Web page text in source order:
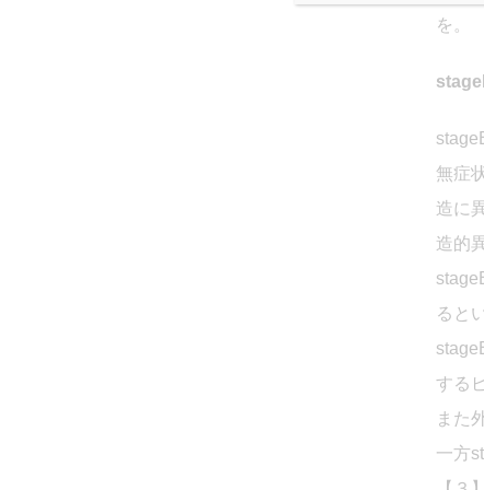
を。
無症
造に
造的
ると
する
また
一方